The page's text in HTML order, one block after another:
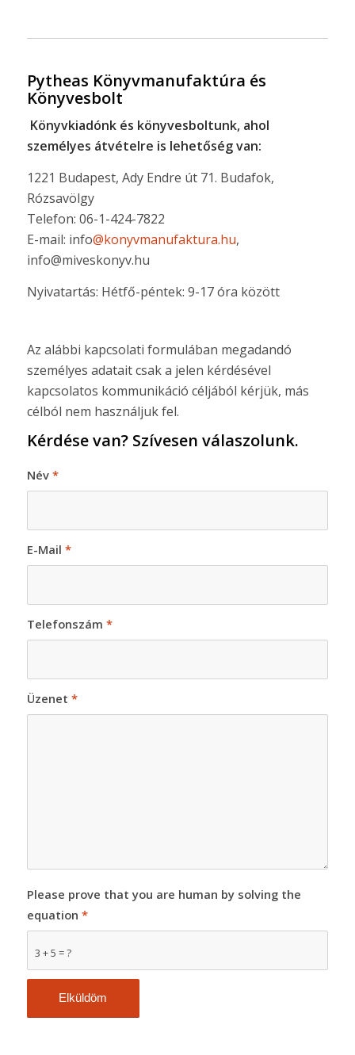
Pytheas Könyvmanufaktúra és
Könyvesbolt
Könyvkiadónk és könyvesboltunk, ahol
személyes átvételre is lehetőség van:
1221 Budapest, Ady Endre út 71. Budafok,
Rózsavölgy
Telefon: 06-1-424-7822
E-mail: info@konyvmanufaktura.hu,
info@miveskonyv.hu
Nyivatartás: Hétfő-péntek: 9-17 óra között
Az alábbi kapcsolati formulában megadandó
személyes adatait csak a jelen kérdésével
kapcsolatos kommunikáció céljából kérjük, más
célból nem használjuk fel.
Kérdése van? Szívesen válaszolunk.
Név *
E-Mail *
Telefonszám *
Üzenet *
3 + 5 = ?
Please prove that you are human by solving the
equation *